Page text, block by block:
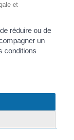
et
réduire ou de
un
conditions